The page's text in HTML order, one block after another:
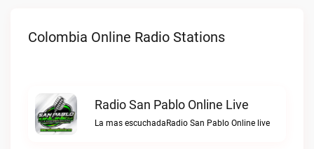
Colombia Online Radio Stations
Radio San Pablo Online Live
La mas escuchadaRadio San Pablo Online live